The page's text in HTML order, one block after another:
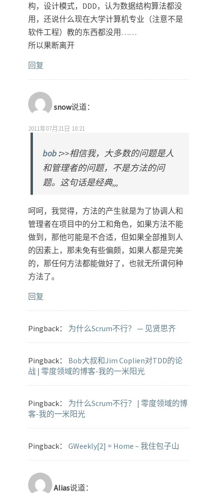
构，设计模式，DDD，认为数据结构算法都没
用，还说什么现在大学计算机专业（注意不是
软件工程）教的东西都没用……
所以果断离开
回复
snow说道：
2011年07月21日 10:21
bob:>>相信我，大多数的问题是人
和管理者的问题，不是方法的问
题。这句话是经典,,,
呵呵，我觉得，方法的产生就是为了协调人和
管理者在项目中的分工和角色，如果方法不能
做到，那他可能是不合适，但如果全部推到人
的因素上，那未免有些偏颇，如果人都是完美
的，那任何方法都能做好了，也就无所谓何种
方法了。
回复
Pingback： 为什么Scrum不行？ — 见贤思齐
Pingback： Bob大叔和Jim Coplien对TDD的论
战 | 零度领域的博客-我的一米阳光
Pingback： 为什么Scrum不行？ | 零度领域的博
客-我的一米阳光
Pingback： GWeekly[2] = Home – 我住包子山
Alias说道：